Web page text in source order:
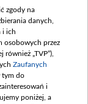
zgody na
danych,
i ich
osobowych przez
„TVP”),
Zaufanych
tym do
i
poniżej, a